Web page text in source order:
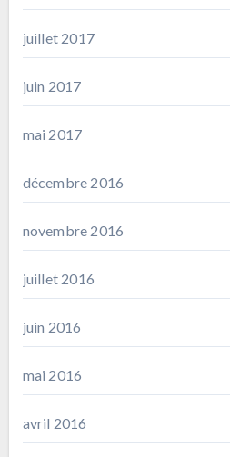
juillet 2017
juin 2017
mai 2017
décembre 2016
novembre 2016
juillet 2016
juin 2016
mai 2016
avril 2016